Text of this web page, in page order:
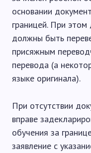
основании
границей. При
должны быть
присяжным
перевода (а
языке оригинала).
При отсутствии
вправе
обучения за
заявление с